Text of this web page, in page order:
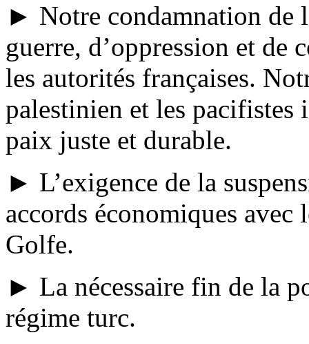
► Notre condamnation de
guerre, d’oppression et de
les autorités françaises.
palestinien et les pacifistes
paix juste et durable.
► L’exigence de la
accords économiques avec
Golfe.
► La nécessaire fin de la
régime turc.